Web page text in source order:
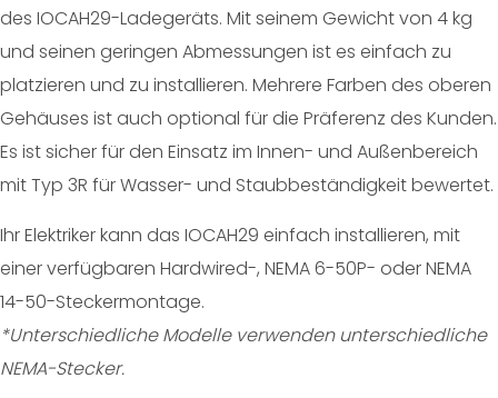
des IOCAH29-Ladegeräts. Mit seinem Gewicht von 4 kg
und seinen geringen Abmessungen ist es einfach zu
platzieren und zu installieren. Mehrere Farben des oberen
Gehäuses ist auch optional für die Präferenz des Kunden.
Es ist sicher für den Einsatz im Innen- und Außenbereich
mit Typ 3R für Wasser- und Staubbeständigkeit bewertet.
Ihr Elektriker kann das IOCAH29 einfach installieren, mit
einer verfügbaren Hardwired-, NEMA 6-50P- oder NEMA
14-50-Steckermontage.
*Unterschiedliche Modelle verwenden unterschiedliche
NEMA-Stecker.